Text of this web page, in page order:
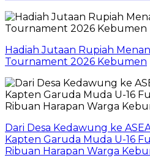
Hadiah Jutaan Rupiah
Tournament 2026 Kebumen
Dari Desa Kedawung ke
Kapten Garuda Muda U-16
Ribuan Harapan Warga